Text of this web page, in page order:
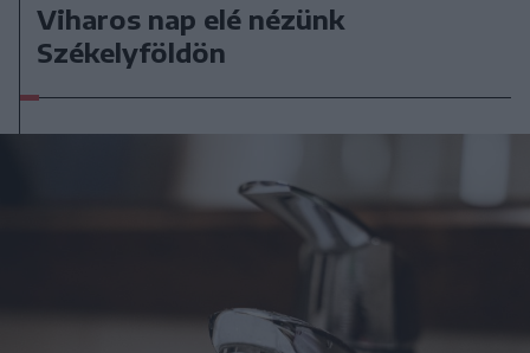
Viharos nap elé nézünk
Székelyföldön